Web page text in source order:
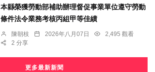
本縣榮獲勞動部補助辦理督促事業單位遵守勞動
條件法令業務考核丙組甲等佳績
陳朝枝 2026年八月07日
2,495 觀看
2 分享
更多最新新聞